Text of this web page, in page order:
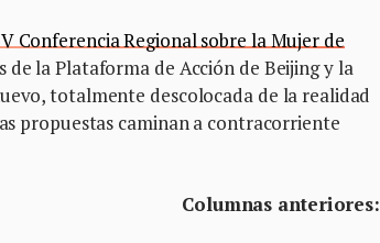
Conferencia Regional sobre la Mujer de
de la Plataforma de Acción de Beijing y la
totalmente descolocada de la realidad
propuestas caminan a contracorriente
Columnas anteriores: